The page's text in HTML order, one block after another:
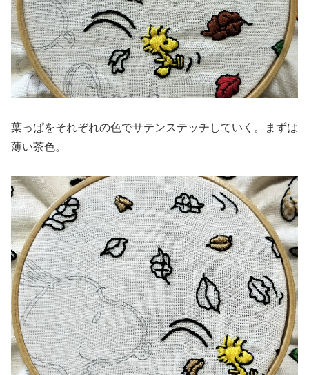
葉っぱをそれぞれの色でサテンステッチしていく。まずは
薄い茶色。